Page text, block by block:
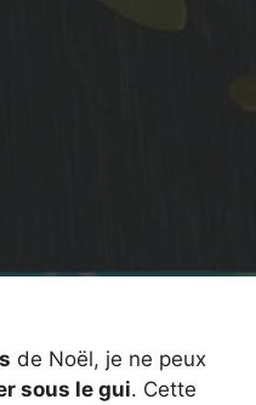
de Noël, je ne peux
sous le gui. Cette